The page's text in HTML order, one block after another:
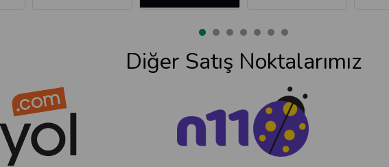
Diğer Satış Noktalarımız